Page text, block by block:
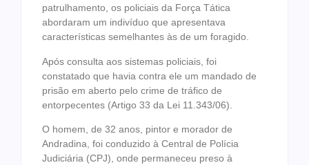
patrulhamento, os policiais da Força Tática
abordaram um indivíduo que apresentava
características semelhantes às de um foragido.
Após consulta aos sistemas policiais, foi
constatado que havia contra ele um mandado de
prisão em aberto pelo crime de tráfico de
entorpecentes (Artigo 33 da Lei 11.343/06).
O homem, de 32 anos, pintor e morador de
Andradina, foi conduzido à Central de Polícia
Judiciária (CPJ), onde permaneceu preso à